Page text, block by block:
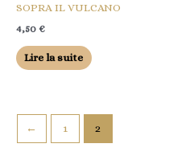
SOPRA IL VULCANO
4,50 €
Lire la suite
← 1 2